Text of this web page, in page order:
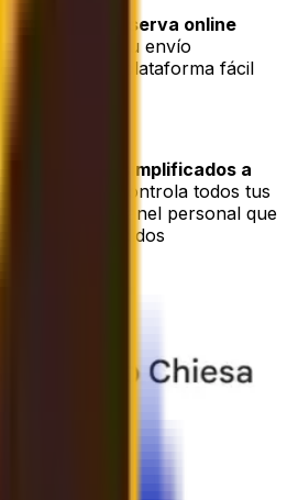
y reserva online
: reserva tu envío
de nuestra plataforma fácil
simplificados a
: controla todos tus
con un panel personal que
de tus pedidos